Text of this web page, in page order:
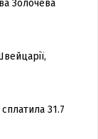
Золочева
31.7